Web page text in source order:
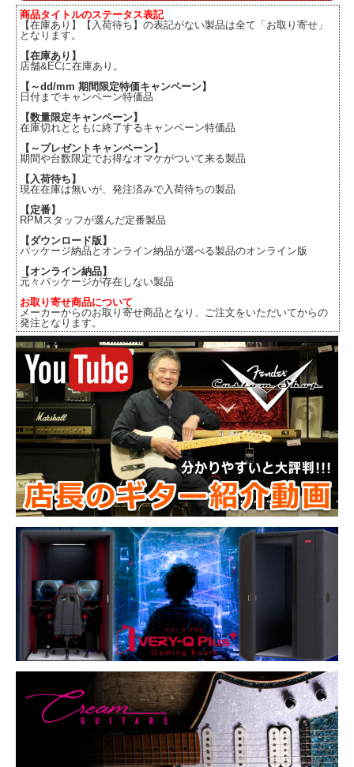
商品タイトルのステータス表記
【在庫あり】【入荷待ち】の表記がない製品は全て「お取り寄せ」
となります。
【在庫あり】
店舗&ECに在庫あり。
【～dd/mm 期間限定特価キャンペーン】
日付までキャンペーン特価品
【数量限定キャンペーン】
在庫切れとともに終了するキャンペーン特価品
【～プレゼントキャンペーン】
期間や台数限定でお得なオマケがついて来る製品
【入荷待ち】
現在在庫は無いが、発注済みで入荷待ちの製品
【定番】
RPMスタッフが選んだ定番製品
【ダウンロード版】
パッケージ納品とオンライン納品が選べる製品のオンライン版
【オンライン納品】
元々パッケージが存在しない製品
お取り寄せ商品について
メーカーからのお取り寄せ商品となり、ご注文をいただいてからの
発注となります。